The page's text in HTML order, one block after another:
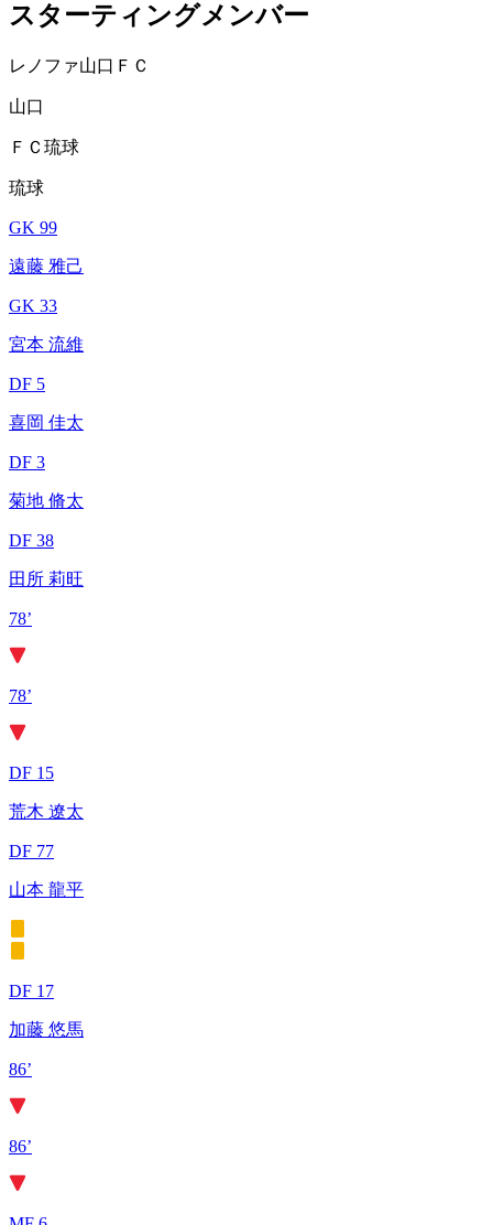
スターティングメンバー
レノファ山口ＦＣ
山口
ＦＣ琉球
琉球
GK 99
遠藤 雅己
GK 33
宮本 流維
DF 5
喜岡 佳太
DF 3
菊地 脩太
DF 38
田所 莉旺
78’
78’
DF 15
荒木 遼太
DF 77
山本 龍平
DF 17
加藤 悠馬
86’
86’